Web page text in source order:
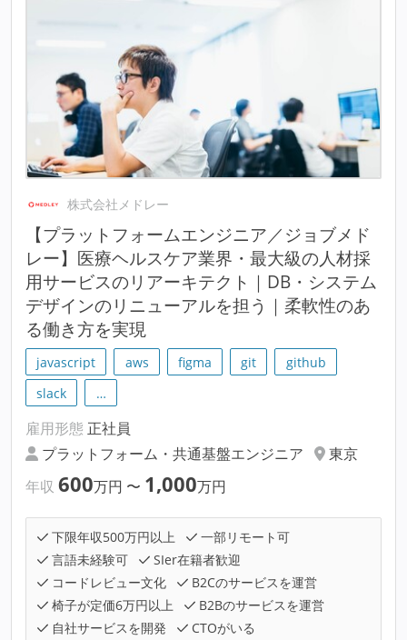
株式会社メドレー
【プラットフォームエンジニア／ジョブメド
レー】医療ヘルスケア業界・最大級の人材採
用サービスのリアーキテクト｜DB・システム
デザインのリニューアルを担う｜柔軟性のあ
る働き方を実現
javascript aws figma git
github
slack
…
雇用形態 正社員
プラットフォーム・共通基盤エンジニア
東京
年収 600万円 〜 1,000万円
下限年収500万円以上
一部リモート可
言語未経験可
SIer在籍者歓迎
コードレビュー文化
B2Cのサービスを運営
椅子が定価6万円以上
B2Bのサービスを運営
自社サービスを開発
CTOがいる